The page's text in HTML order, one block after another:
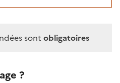
sont obligatoires
?